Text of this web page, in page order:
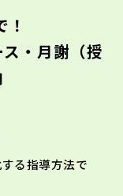
・月謝（授
る指導方法で